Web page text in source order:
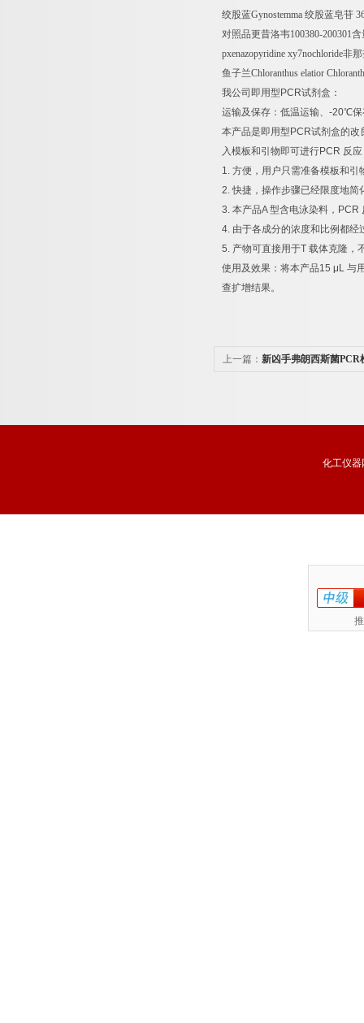
绞股蓝Gynostemma 绞股蓝皂苷
对照品更昔洛韦100380-200301含
pxenazopyridine xy7nochloride非
鱼子兰Chloranthus elatior
我公司即用型 PCR试剂盒：
运输及保存：低温运输、 -20℃
本产品是即用型 PCR试剂盒的改
入模板和引物即可进行PCR 反
1. 方便，用户只需准备模板和引
2.快捷，操作步骤已经限度地简
3. 本产品A型含电泳染料， PCR
4. 由于各成分的浓度和比例都
5. 产物可直接用于T 载体克隆，
使用及效果：将本产品15 μL 与
查扩增结果。
上一篇： 新凶手弗朗西斯菌PCR
化工仪器